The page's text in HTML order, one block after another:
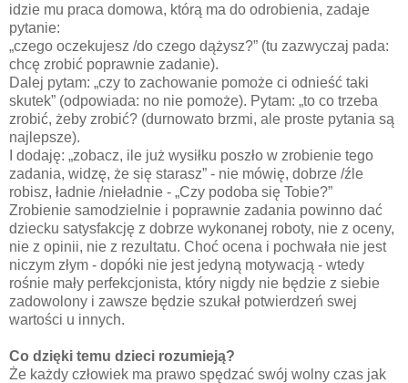
idzie mu praca domowa, którą ma do odrobienia, zadaje
pytanie:
„czego oczekujesz /do czego dążysz?” (tu zazwyczaj pada:
chcę zrobić poprawnie zadanie).
Dalej pytam: „czy to zachowanie pomoże ci odnieść taki
skutek” (odpowiada: no nie pomoże). Pytam: „to co trzeba
zrobić, żeby zrobić? (durnowato brzmi, ale proste pytania są
najlepsze).
I dodaję: „zobacz, ile już wysiłku poszło w zrobienie tego
zadania, widzę, że się starasz” - nie mówię, dobrze /źle
robisz, ładnie /nieładnie - „Czy podoba się Tobie?”
Zrobienie samodzielnie i poprawnie zadania powinno dać
dziecku satysfakcję z dobrze wykonanej roboty, nie z oceny,
nie z opinii, nie z rezultatu. Choć ocena i pochwała nie jest
niczym złym - dopóki nie jest jedyną motywacją - wtedy
rośnie mały perfekcjonista, który nigdy nie będzie z siebie
zadowolony i zawsze będzie szukał potwierdzeń swej
wartości u innych.
Co dzięki temu dzieci rozumieją?
Że każdy człowiek ma prawo spędzać swój wolny czas jak